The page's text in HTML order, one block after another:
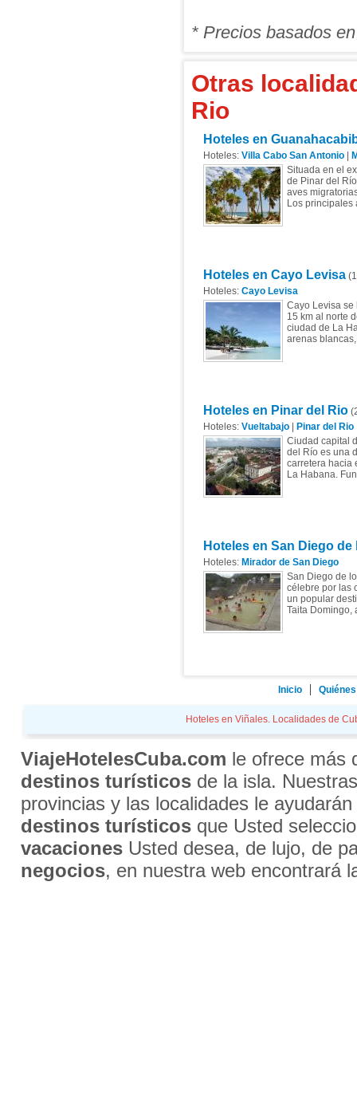
* Precios basados
Otras
Rio
Hoteles en
Hoteles: Villa Cabo San Antonio|
Situada en el
de Pinar del
aves
Los principales
Hoteles en Cayo Levisa(1
Hoteles: Cayo Levisa
Cayo Levisa se
15 km al norte
ciudad de La
arenas
Hoteles en Pinar del Rio
Hoteles: Vueltabajo|
Pinar del Rio
Ciudad capital
del Río es una
carretera hacia
La Habana.
Hoteles en San Diego
Hoteles: Mirador de San Diego
San Diego de
célebre por las
un popular
Taita Domingo,
Inicio
Hoteles en Viñales. Localidades de
ViajeHotelesCuba.com le ofrece más
destinos turísticosde la isla.
provincias y las localidades le
destinos turísticosque Usted
vacacionesUsted desea, de lujo, de
negocios, en nuestra web encontrará